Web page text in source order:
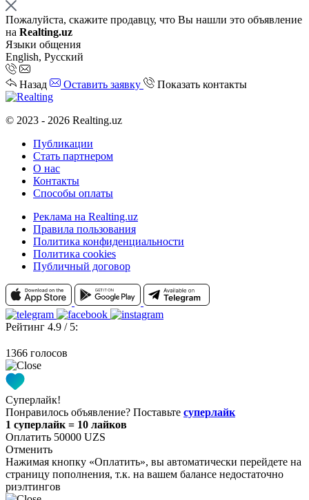
Пожалуйста, скажите продавцу, что Вы нашли это объявление
на Realting.uz
Языки общения
English, Русский
Назад Оставить заявку Показать контакты
© 2023 - 2026 Realting.uz
Публикации
Стать партнером
О нас
Контакты
Способы оплаты
Реклама на Realting.uz
Правила пользования
Политика конфиденциальности
Политика cookies
Публичный договор
Рейтинг 4.9 / 5:
1366 голосов
Суперлайк!
Понравилось объявление? Поставьте суперлайк
1 суперлайк = 10 лайков
Оплатить 50000 UZS
Отменить
Нажимая кнопку «Оплатить», вы автоматически перейдете на
страницу пополнения, т.к. на вашем балансе недостаточно
риэлтингов